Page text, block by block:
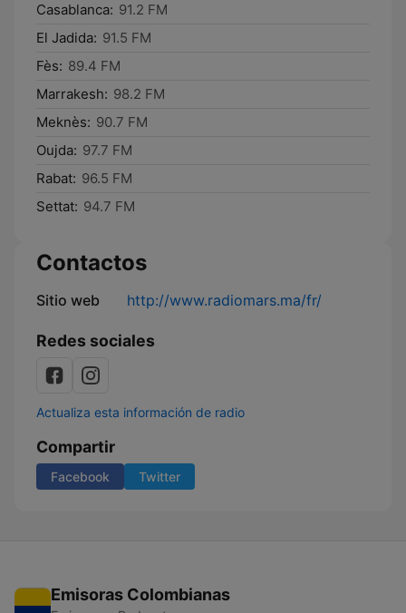
Casablanca: 91.2 FM
El Jadida: 91.5 FM
Fès: 89.4 FM
Marrakesh: 98.2 FM
Meknès: 90.7 FM
Oujda: 97.7 FM
Rabat: 96.5 FM
Settat: 94.7 FM
Contactos
Sitio web http://www.radiomars.ma/fr/
Redes sociales
Actualiza esta información de radio
Compartir
Facebook Twitter
Emisoras Colombianas